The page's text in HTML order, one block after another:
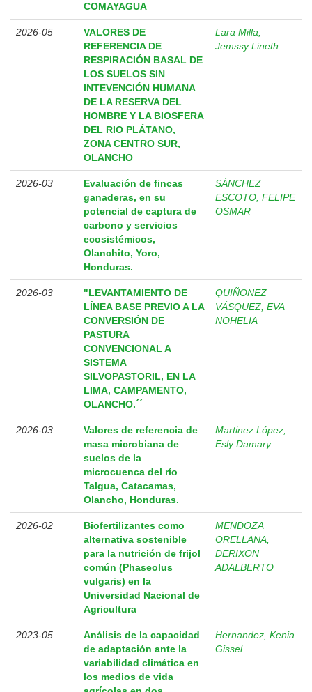
COMAYAGUA
2026-05
VALORES DE
REFERENCIA DE
RESPIRACIÓN BASAL DE
LOS SUELOS SIN
INTEVENCIÓN HUMANA
DE LA RESERVA DEL
HOMBRE Y LA BIOSFERA
DEL RIO PLÁTANO,
ZONA CENTRO SUR,
OLANCHO
Lara Milla,
Jemssy Lineth
2026-03
Evaluación de fincas
ganaderas, en su
potencial de captura de
carbono y servicios
ecosistémicos,
Olanchito, Yoro,
Honduras.
SÁNCHEZ
ESCOTO, FELIPE
OSMAR
2026-03
"LEVANTAMIENTO DE
LÍNEA BASE PREVIO A LA
CONVERSIÓN DE
PASTURA
CONVENCIONAL A
SISTEMA
SILVOPASTORIL, EN LA
LIMA, CAMPAMENTO,
OLANCHO.´´
QUIÑONEZ
VÁSQUEZ, EVA
NOHELIA
2026-03
Valores de referencia de
masa microbiana de
suelos de la
microcuenca del río
Talgua, Catacamas,
Olancho, Honduras.
Martinez López,
Esly Damary
2026-02
Biofertilizantes como
alternativa sostenible
para la nutrición de frijol
común (Phaseolus
vulgaris) en la
Universidad Nacional de
Agricultura
MENDOZA
ORELLANA,
DERIXON
ADALBERTO
2023-05
Análisis de la capacidad
de adaptación ante la
variabilidad climática en
los medios de vida
Hernandez, Kenia
Gissel